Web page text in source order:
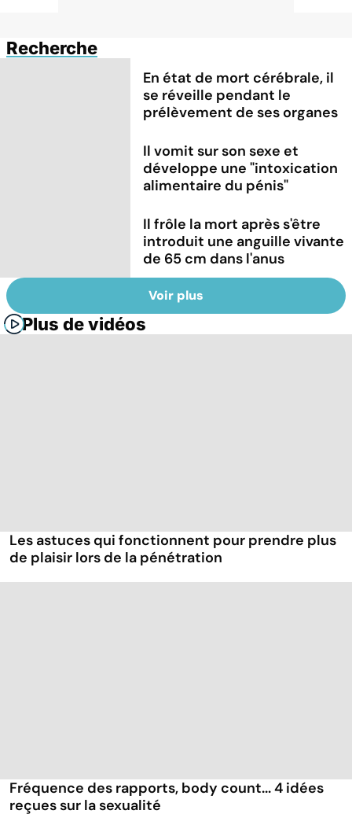
Recherche
En état de mort cérébrale, il
se réveille pendant le
prélèvement de ses organes
Il vomit sur son sexe et
développe une "intoxication
alimentaire du pénis"
Il frôle la mort après s'être
introduit une anguille vivante
de 65 cm dans l'anus
Voir plus
Plus de vidéos
Les astuces qui fonctionnent pour prendre plus
de plaisir lors de la pénétration
Fréquence des rapports, body count... 4 idées
reçues sur la sexualité